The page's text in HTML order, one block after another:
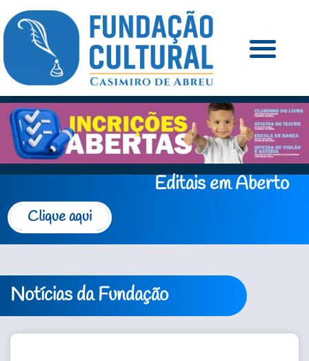
Editais em Aberto
Clique aqui
Notícias da Fundação